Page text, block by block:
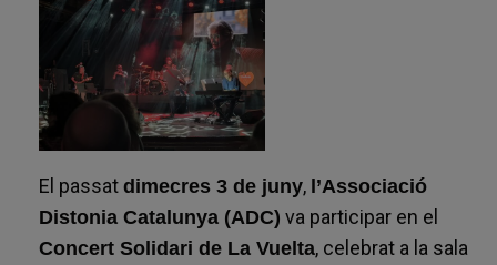
El passat dimecres 3 de juny, l’Associació
Distonia Catalunya (ADC) va participar en el
Concert Solidari de La Vuelta, celebrat a la sala